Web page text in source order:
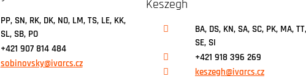
PP, SN, RK, DK, NO, LM, TS, LE, KK,
SL, SB, PO
+421 907 814 484
sobinovsky@ivarcs.cz
BA, DS, KN, SA, SC, PK, MA,
SE, SI
+421 918 396 269
keszegh@ivarcs.cz